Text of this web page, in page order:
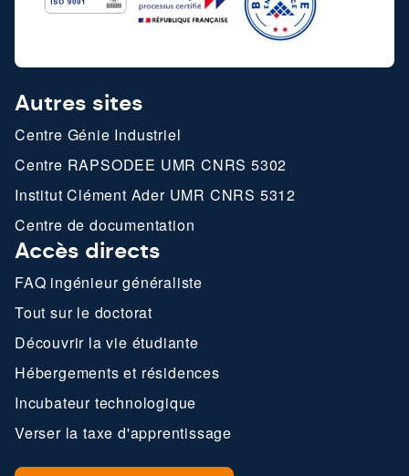
Autres sites
Centre Génie Industriel
Centre RAPSODEE UMR CNRS 5302
Institut Clément Ader UMR CNRS 5312
Centre de documentation
Accès directs
FAQ ingénieur généraliste
Tout sur le doctorat
Découvrir la vie étudiante
Hébergements et résidences
Incubateur technologique
Verser la taxe d'apprentissage